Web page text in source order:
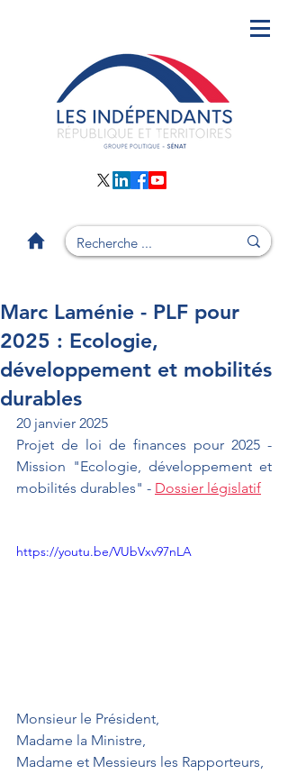
Marc Laménie - PLF pour
2025 : Ecologie,
développement et mobilités
durables
20 janvier 2025
Projet de loi de finances pour 2025 -
Mission "Ecologie, développement et
mobilités durables" - Dossier législatif
https://youtu.be/VUbVxv97nLA
Monsieur le Président,
Madame la Ministre,
Madame et Messieurs les Rapporteurs,